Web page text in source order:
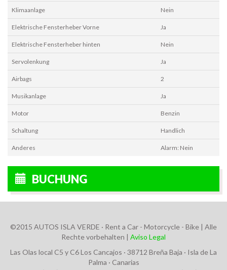
Klimaanlage Nein
Elektrische Fensterheber Vorne Ja
Elektrische Fensterheber hinten Nein
Servolenkung Ja
Airbags 2
Musikanlage Ja
Motor Benzin
Schaltung Handlich
Anderes Alarm: Nein
BUCHUNG
©2015 AUTOS ISLA VERDE · Rent a Car - Motorcycle - Bike | Alle
Rechte vorbehalten | Aviso Legal
Las Olas local C5 y C6 Los Cancajos · 38712 Breña Baja · Isla de La
Palma · Canarias